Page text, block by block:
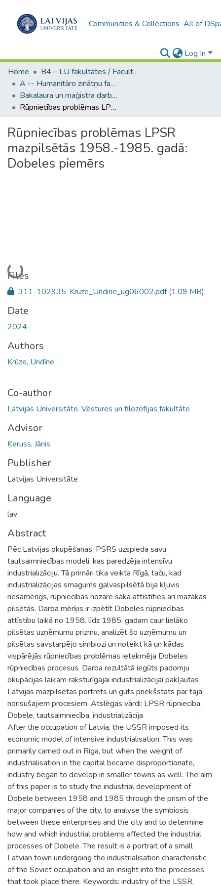
Communities & Collections All of
Log In
Home
B4 – LU fakultātes / Faculties of the UL
A -- Humanitāro zinātņu fakultāte / Faculty of Humanities
Bakalaura un maģistra darbi (HZF) / Bachelor's and Master's theses
Rūpniecības problēmas LPSR mazpilsētās 1958.-1985. gadā: Dobeles piemērs
Rūpniecības problēmas LPSR
mazpilsētās 1958.-1985. gadā:
Dobeles piemērs
Loading...
Files
311-102935-Kruze_Undine_ug06002.pdf(1.09 MB)
Date
2024
Authors
Krūze, Undīne
Co-author
Latvijas Universitāte. Vēstures un filozofijas fakultāte
Advisor
Ķeruss, Jānis
Publisher
Latvijas Universitāte
Language
lav
Abstract
Pēc Latvijas okupēšanas, PSRS uzspieda savu
tautsaimniecības modeli, kas paredzēja intensīvu
industrializāciju. Tā primāri tika veikta Rīgā, taču, kad
industrializācijas smagums galvaspilsētā bija kļuvis
nesamērīgs, rūpniecības nozare sāka attīstīties arī mazākās
pilsētās. Darba mērķis ir izpētīt Dobeles rūpniecības
attīstību laikā no 1958. līdz 1985. gadam caur lielāko
pilsētas uzņēmumu prizmu, analizēt šo uzņēmumu un
pilsētas savstarpējo simbiozi un noteikt kā un kādas
vispārējās rūpniecības problēmas ietekmēja Dobeles
rūpniecības procesus. Darba rezultātā iegūts padomju
okupācijas laikam raksturīgajai industrializācijai pakļautas
Latvijas mazpilsētas portrets un gūts priekšstats par tajā
norisušajiem procesiem. Atslēgas vārdi: LPSR rūpniecība,
Dobele, tautsaimniecība, industrializācija
After the occupation of Latvia, the USSR imposed its
economic model of intensive industrialisation. This was
primarily carried out in Riga, but when the weight of
industrialisation in the capital became disproportionate,
industry began to develop in smaller towns as well. The aim
of this paper is to study the industrial development of
Dobele between 1958 and 1985 through the prism of the
major companies of the city, to analyse the symbiosis
between these enterprises and the city and to determine
how and which industrial problems affected the industrial
processes of Dobele. The result is a portrait of a small
Latvian town undergoing the industrialisation characteristic
of the Soviet occupation and an insight into the processes
that took place there. Keywords: industry of the LSSR,